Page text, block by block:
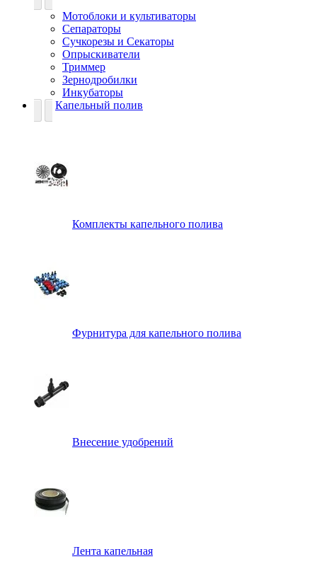
Мотоблоки и культиваторы
Сепараторы
Сучкорезы и Секаторы
Опрыскиватели
Триммер
Зернодробилки
Инкубаторы
Капельный полив
Комплекты капельного полива
Фурнитура для капельного полива
Внесение удобрений
Лента капельная